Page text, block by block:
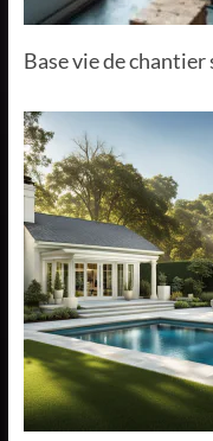
Base vie de